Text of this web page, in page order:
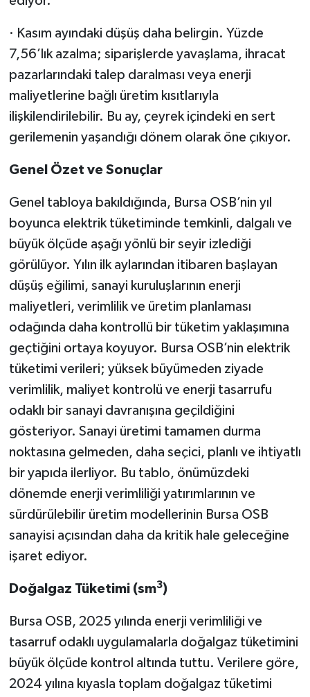
· Kasım ayındaki düşüş daha belirgin. Yüzde
7,56’lık azalma; siparişlerde yavaşlama, ihracat
pazarlarındaki talep daralması veya enerji
maliyetlerine bağlı üretim kısıtlarıyla
ilişkilendirilebilir. Bu ay, çeyrek içindeki en sert
gerilemenin yaşandığı dönem olarak öne çıkıyor.
Genel Özet ve Sonuçlar
Genel tabloya bakıldığında, Bursa OSB’nin yıl
boyunca elektrik tüketiminde temkinli, dalgalı ve
büyük ölçüde aşağı yönlü bir seyir izlediği
görülüyor. Yılın ilk aylarından itibaren başlayan
düşüş eğilimi, sanayi kuruluşlarının enerji
maliyetleri, verimlilik ve üretim planlaması
odağında daha kontrollü bir tüketim yaklaşımına
geçtiğini ortaya koyuyor. Bursa OSB’nin elektrik
tüketimi verileri; yüksek büyümeden ziyade
verimlilik, maliyet kontrolü ve enerji tasarrufu
odaklı bir sanayi davranışına geçildiğini
gösteriyor. Sanayi üretimi tamamen durma
noktasına gelmeden, daha seçici, planlı ve ihtiyatlı
bir yapıda ilerliyor. Bu tablo, önümüzdeki
dönemde enerji verimliliği yatırımlarının ve
sürdürülebilir üretim modellerinin Bursa OSB
sanayisi açısından daha da kritik hale geleceğine
işaret ediyor.
Doğalgaz Tüketimi (sm3)
Bursa OSB, 2025 yılında enerji verimliliği ve
tasarruf odaklı uygulamalarla doğalgaz tüketimini
büyük ölçüde kontrol altında tuttu. Verilere göre,
2024 yılına kıyasla toplam doğalgaz tüketimi